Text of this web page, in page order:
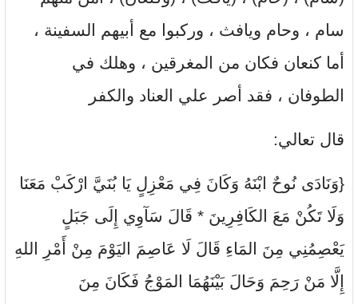
سام ، وحام ويافث ، وركبوا مع أبيهم السفينة ،
أما كنعان فكان من المغرقين ، وهلك في
الطوفان ، فقد أصر علي العناد والكفر
قال تعالي:
{وَنَادَى نُوحٌ ابْنَهُ وَكَانَ فِي مَعْزِلٍ يَا بُنَيَّ ارْكَبْ مَعَنَا
وَلَا تَكُنْ مَعَ الكَافِرِينَ * قَالَ سَآوِي إِلَى جَبَلٍ
يَعْصِمُنِي مِنَ المَاءِ قَالَ لَا عَاصِمَ اليَوْمَ مِنْ أَمْرِ اللهِ
إِلَّا مَنْ رَحِمَ وَحَالَ بَيْنَهُمَا المَوْجُ فَكَانَ مِنَ